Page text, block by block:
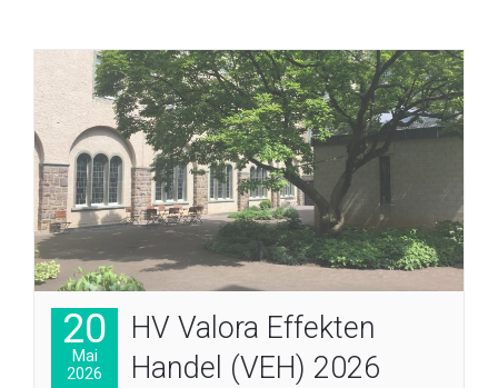
20
Mai
2026
HV Valora Effekten
Handel (VEH) 2026